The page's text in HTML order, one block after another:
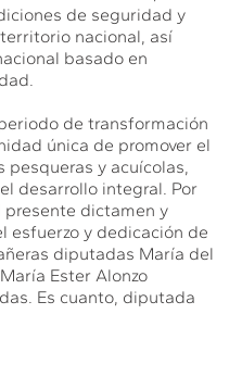
de seguridad y
nacional, así
basado en
de transformación
única de promover el
y acuícolas,
desarrollo integral. Por
presente dictamen y
esfuerzo y dedicación de
diputadas María del
Ester Alonzo
Es cuanto, diputada